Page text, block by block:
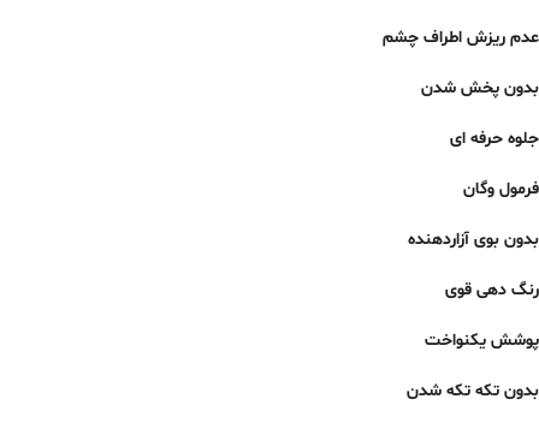
عدم ریزش اطراف چشم
بدون پخش شدن
جلوه حرفه ای
فرمول وگان
بدون بوی آزاردهنده
رنگ دهی قوی
پوشش یکنواخت
بدون تکه تکه شدن